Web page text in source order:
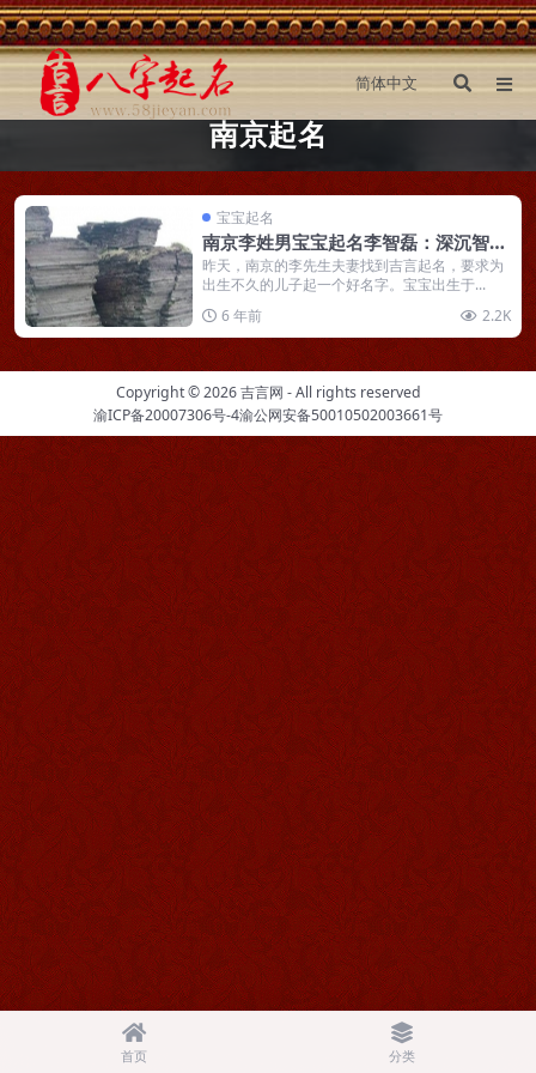
南京起名
宝宝起名
南京李姓男宝宝起名李智磊：深沉智虑
三冬学，磊落胸怀万卷书
昨天，南京的李先生夫妻找到吉言起名，要求为
出生不久的儿子起一个好名字。宝宝出生于...
6 年前
2.2K
Copyright © 2026吉言网 - All rights reserved
渝ICP备20007306号-4渝公网安备50010502003661号
首页 分类